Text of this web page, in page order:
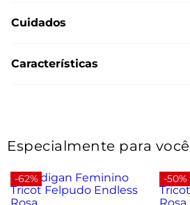
Cuidados
Características
Especialmente para você
-62% -50%